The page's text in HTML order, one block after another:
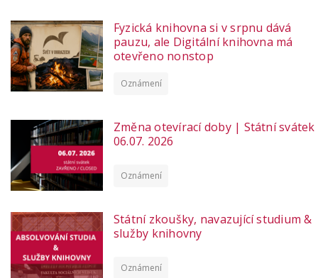
Fyzická knihovna si v srpnu dává
pauzu, ale Digitální knihovna má
otevřeno nonstop
Oznámení
Změna otevírací doby | Státní svátek
06.07. 2026
Oznámení
Státní zkoušky, navazující studium &
služby knihovny
Oznámení